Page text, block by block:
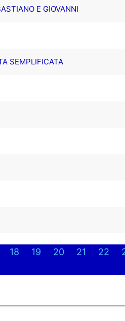
E GIOVANNI
SEMPLIFICATA
18 19 20 21 22